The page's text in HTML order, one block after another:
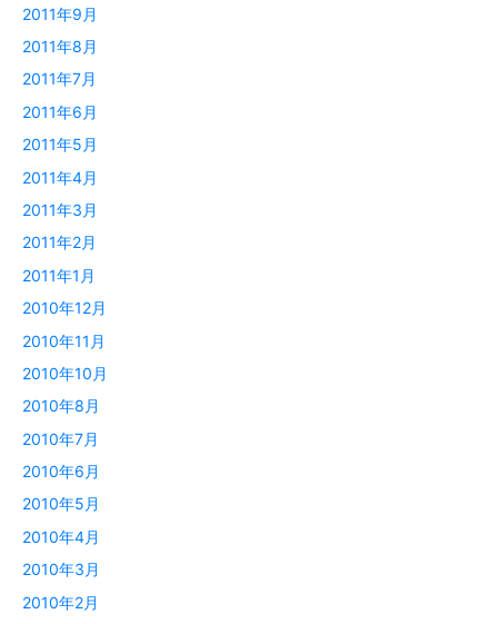
2011年9月
2011年8月
2011年7月
2011年6月
2011年5月
2011年4月
2011年3月
2011年2月
2011年1月
2010年12月
2010年11月
2010年10月
2010年8月
2010年7月
2010年6月
2010年5月
2010年4月
2010年3月
2010年2月